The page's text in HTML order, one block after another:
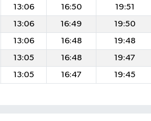
13:06 16:50 19:51
13:06 16:49 19:50
13:06 16:48 19:48
13:05 16:48 19:47
13:05 16:47 19:45